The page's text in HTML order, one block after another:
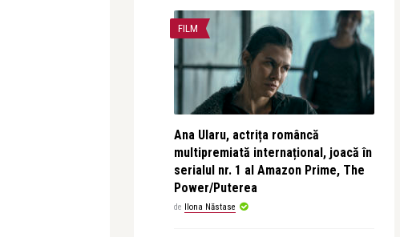
FILM
Ana Ularu, actrița româncă
multipremiată internațional, joacă în
serialul nr. 1 al Amazon Prime, The
Power/Puterea
de Ilona Năstase